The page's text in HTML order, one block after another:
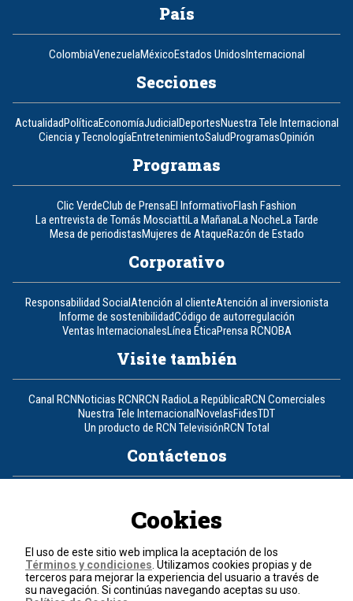
País
ColombiaVenezuelaMéxicoEstados UnidosInternacional
Secciones
ActualidadPolíticaEconomíaJudicialDeportesNuestra Tele Internacional
Ciencia y TecnologíaEntretenimientoSaludProgramasOpinión
Programas
Clic VerdeClub de PrensaEl InformativoFlash Fashion
La entrevista de Tomás MosciattiLa MañanaLa NocheLa Tarde
Mesa de periodistasMujeres de AtaqueRazón de Estado
Corporativo
Responsabilidad SocialAtención al clienteAtención al inversionista
Informe de sostenibilidadCódigo de autorregulación
Ventas InternacionalesLínea ÉticaPrensa RCNOBA
Visite también
Canal RCNNoticias RCNRCN RadioLa RepúblicaRCN Comerciales
Nuestra Tele InternacionalNovelasFidesTDT
Un producto de RCN TelevisiónRCN Total
Contáctenos
Política de cookies
Términos y condiciones
© 2026, RCN Medios.
Cookies
El uso de este sitio web implica la aceptación de los
Términos y condiciones . Utilizamos cookies propias y de
terceros para mejorar la experiencia del usuario a través de
su navegación. Si continúas navegando aceptas su uso.